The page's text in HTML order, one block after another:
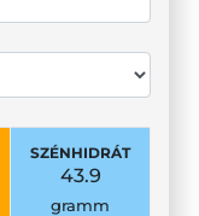
SZÉNHIDRÁT
43.9
gramm